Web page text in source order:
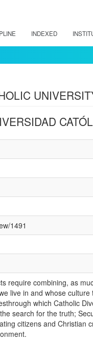
INDEXED
1491
require combining, as
live in and whose culture
which Catholic
search for the truth;
citizens and Christian